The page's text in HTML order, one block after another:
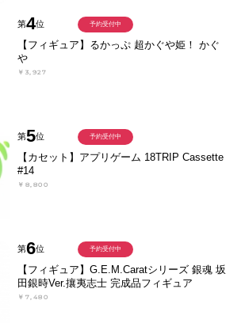
第4位
【フィギュア】るかっぷ 超かぐや姫！ かぐ
や
￥3,927
予約受付中
第5位
【カセット】アプリゲーム 18TRIP Cassette
#14
￥8,800
予約受付中
第6位
【フィギュア】G.E.M.Caratシリーズ 銀魂 坂
田銀時Ver.攘夷志士 完成品フィギュア
￥7,480
予約受付中